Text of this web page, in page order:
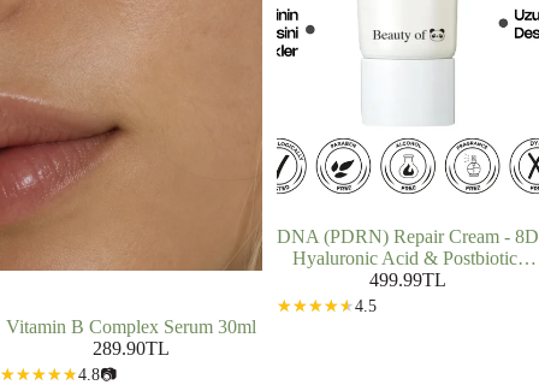
Vitamin B Complex Serum 30ml
289.90TL
4.8📷
TÜKENDI
DNA (PDRN) Repair Cream - 8D
Hyaluronic Acid & Postbiotics
Bariyer Güçlendirici (50 ml)
499.99TL
4.5